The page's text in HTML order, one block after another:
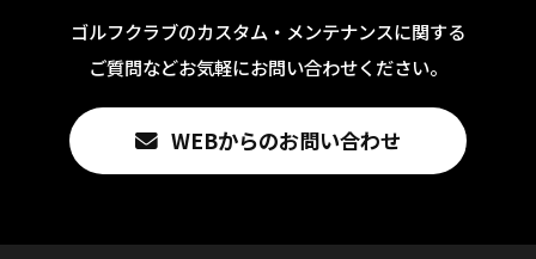
ゴルフクラブのカスタム・メンテナンスに関する
ご質問などお気軽にお問い合わせください。
WEBからのお問い合わせ